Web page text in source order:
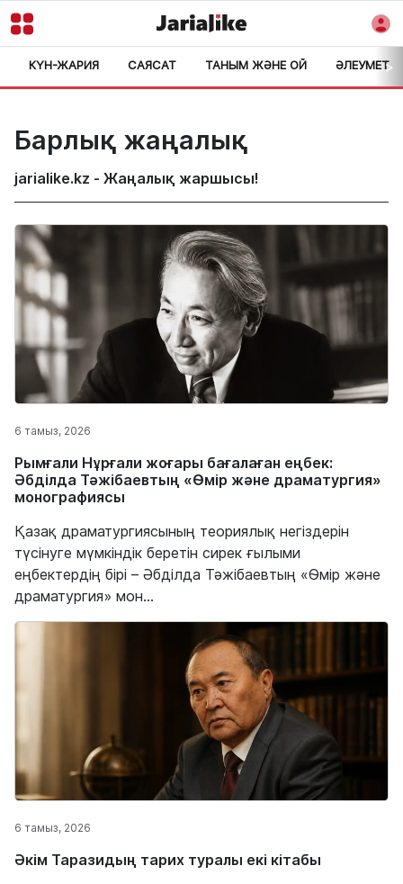
КҮН-ЖАРИЯ САЯСАТ ТАНЫМ ЖӘНЕ ОЙ ӘЛЕУМЕТ>
Барлық жаңалық
jarialike.kz - Жаңалық жаршысы!
6 тамыз, 2026
Рымғали Нұрғали жоғары бағалаған еңбек:
Әбділда Тәжібаевтың «Өмір және драматургия»
монографиясы
Қазақ драматургиясының теориялық негіздерін
түсінуге мүмкіндік беретін сирек ғылыми
еңбектердің бірі – Әбділда Тәжібаевтың «Өмір және
драматургия» мон...
6 тамыз, 2026
Әкім Таразидың тарих туралы екі кітабы